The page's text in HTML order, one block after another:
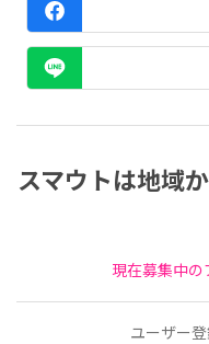
スマウトは地域
現在募集中の
ユーザー